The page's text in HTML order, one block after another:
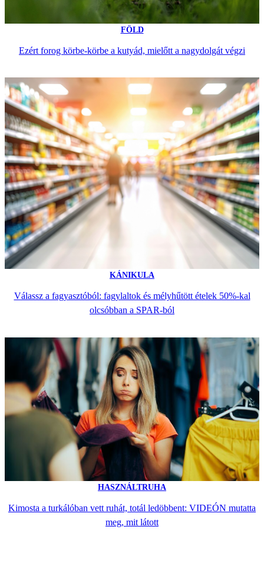
FÖLD
Ezért forog körbe-körbe a kutyád, mielőtt a nagydolgát végzi
KÁNIKULA
Válassz a fagyasztóból: fagylaltok és mélyhűtött ételek 50%-kal
olcsóbban a SPAR-ból
HASZNÁLTRUHA
Kimosta a turkálóban vett ruhát, totál ledöbbent: VIDEÓN mutatta
meg, mit látott